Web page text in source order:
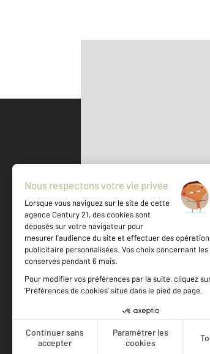
500 m ©Mappy
Votre agence est notée
Achat
10
Location